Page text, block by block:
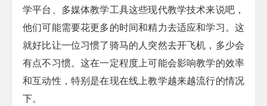
学平台、多媒体教学工具这些现代教学技术来说吧，
他们可能需要花更多的时间和精力去适应和学习。这
就好比让一位习惯了骑马的人突然去开飞机，多少会
有点不习惯。这在一定程度上可能会影响教学的效率
和互动性，特别是在现在线上教学越来越流行的情况
下。